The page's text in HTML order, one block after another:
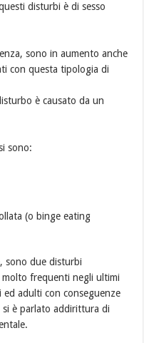
disturbi è di sesso
sono in aumento anche
con questa tipologia di
è causato da un
sono:
(o binge eating
sono due disturbi
molto frequenti negli ultimi
ed adulti con conseguenze
si è parlato addirittura di